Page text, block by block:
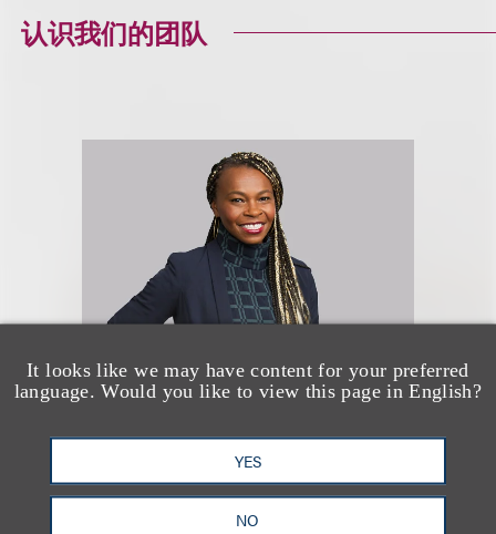
It looks like we may have content for your preferred
language. Would you like to view this page in English?
YES
NO
认识我们的团队
Jessica B. Lee
CIPP/US, CIPP/E,
CIPM